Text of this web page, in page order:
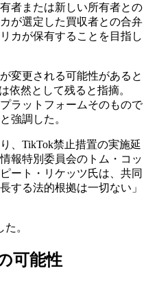
者または新しい所有者との
が選定した買収者との合弁
カが保有することを目指し
変更される可能性があると
依然として残ると指摘。
ラットフォームそのもので
強調した。
、TikTok禁止措置の実施延
報特別委員会のトム・コッ
ート・リケッツ氏は、共同
する法的根拠は一切ない」
。
可能性